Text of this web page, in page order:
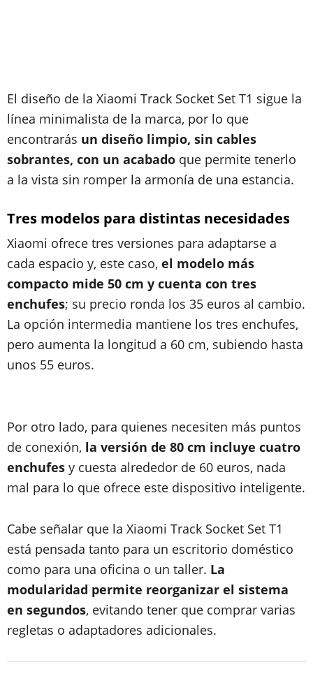
El diseño de la Xiaomi Track Socket Set T1 sigue la
línea minimalista de la marca, por lo que
encontrarás un diseño limpio, sin cables
sobrantes, con un acabado que permite tenerlo
a la vista sin romper la armonía de una estancia.
Tres modelos para distintas necesidades
Xiaomi ofrece tres versiones para adaptarse a
cada espacio y, este caso, el modelo más
compacto mide 50 cm y cuenta con tres
enchufes; su precio ronda los 35 euros al cambio.
La opción intermedia mantiene los tres enchufes,
pero aumenta la longitud a 60 cm, subiendo hasta
unos 55 euros.
Por otro lado, para quienes necesiten más puntos
de conexión, la versión de 80 cm incluye cuatro
enchufes y cuesta alrededor de 60 euros, nada
mal para lo que ofrece este dispositivo inteligente.
Cabe señalar que la Xiaomi Track Socket Set T1
está pensada tanto para un escritorio doméstico
como para una oficina o un taller. La
modularidad permite reorganizar el sistema
en segundos, evitando tener que comprar varias
regletas o adaptadores adicionales.